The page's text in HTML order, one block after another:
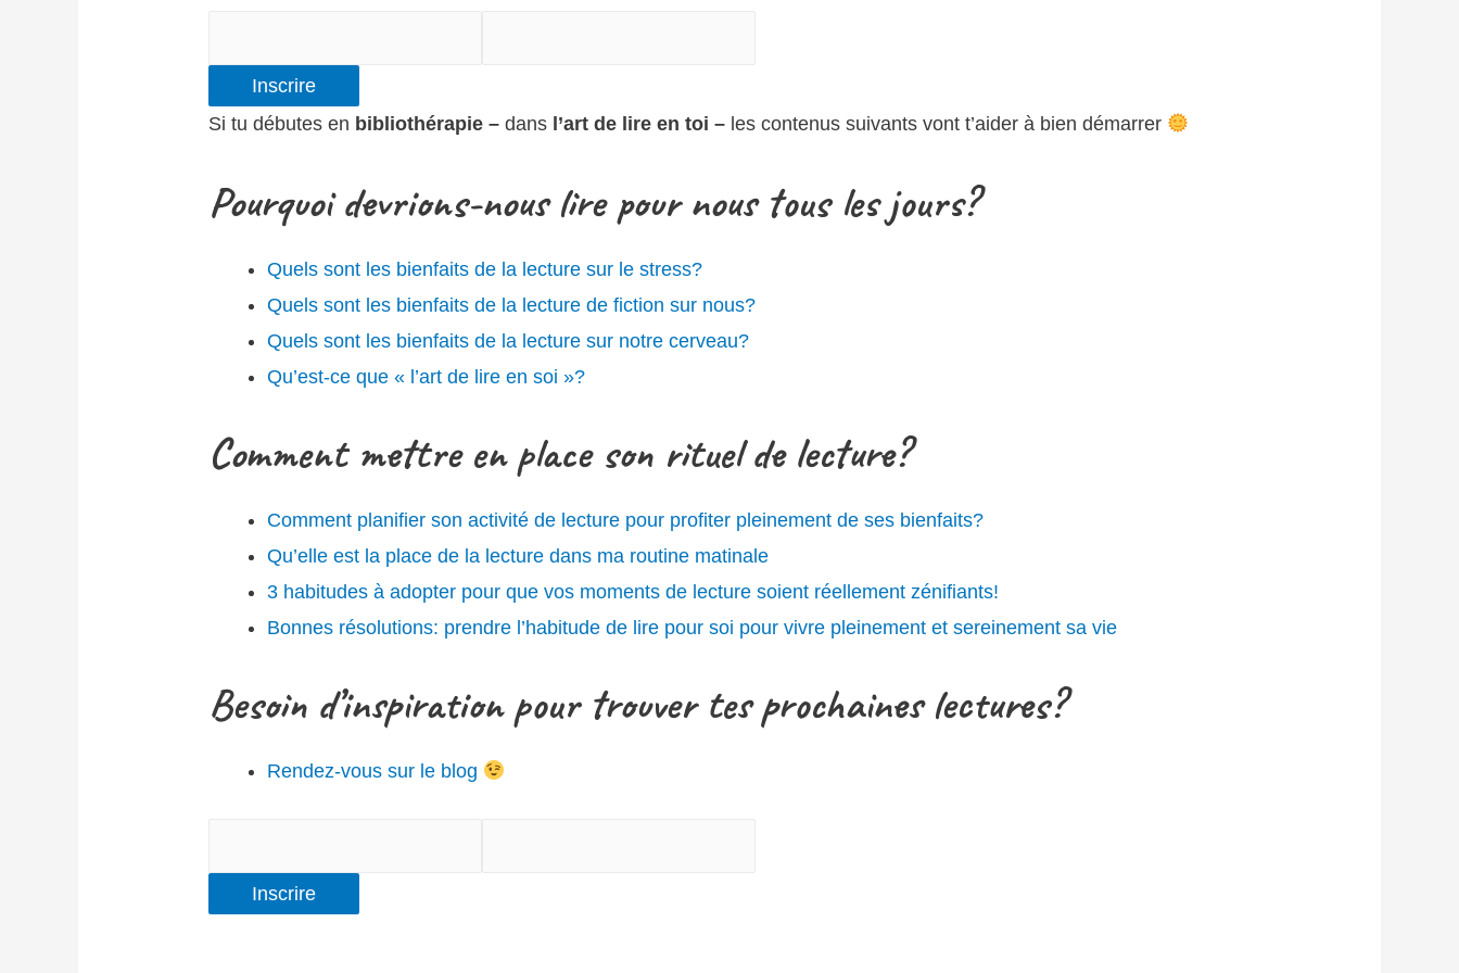
Inscrire
Si tu débutes en bibliothérapie – dans l’art de lire en toi – les contenus suivants vont t’aider à bien démarrer
Pourquoi devrions-nous lire pour nous tous les jours?
Quels sont les bienfaits de la lecture sur le stress?
Quels sont les bienfaits de la lecture de fiction sur nous?
Quels sont les bienfaits de la lecture sur notre cerveau?
Qu’est-ce que « l’art de lire en soi »?
Comment mettre en place son rituel de lecture?
Comment planifier son activité de lecture pour profiter pleinement de ses bienfaits?
Qu’elle est la place de la lecture dans ma routine matinale
3 habitudes à adopter pour que vos moments de lecture soient réellement zénifiants!
Bonnes résolutions: prendre l’habitude de lire pour soi pour vivre pleinement et sereinement sa vie
Besoin d’inspiration pour trouver tes prochaines lectures?
Rendez-vous sur le blog
Inscrire